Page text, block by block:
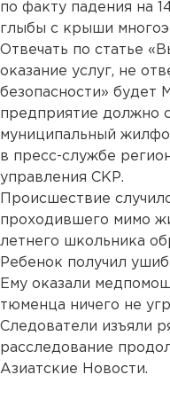
по факту падения на
глыбы с крыши
Отвечать по статье
оказание услуг, не
безопасности»
предприятие должно
муниципальный
в пресс-службе
управления СКР.
Происшествие
проходившего мимо
летнего школьника
Ребенок получил
Ему оказали
тюменца ничего не
Следователи изъяли
расследование
Азиатские Новости.